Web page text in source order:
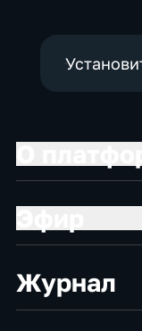
Журнал